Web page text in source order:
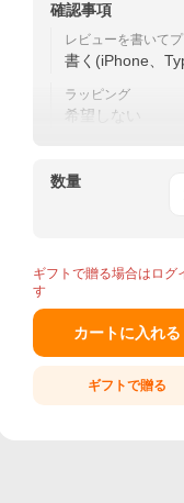
確認事項
レビューを書いて
ト
書く(iPhone、
レゼント）
ラッピング
希望しない
数量
ギフトで贈る場合はログ
す
カートに入れる
ギフトで贈る